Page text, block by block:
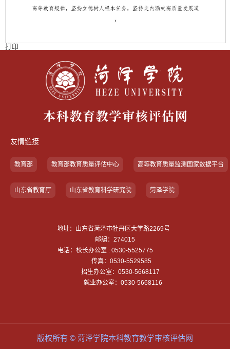
打印
友情链接
教育部 教育部教育质量评估中心 高等教育质量监测国家数据平台
山东省教育厅 山东省教育科学研究院 菏泽学院
地址：山东省菏泽市牡丹区大学路2269号
邮编：274015
电话：校长办公室 : 0530-5525775
传真：0530-5529585
招生办公室：0530-5668117
就业办公室：0530-5668116
版权所有 © 菏泽学院本科教育教学审核评估网